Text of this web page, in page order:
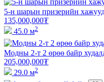
5-н шарын призерийн
135,000,000₮
45.0 м2
Модны 2-т 2 өрөө байр
205,000,000₮
29.0 м2